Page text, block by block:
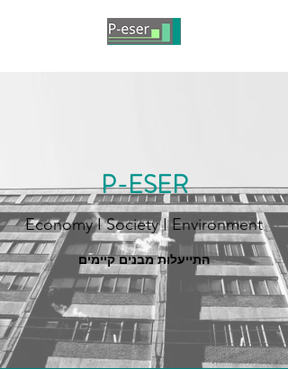
P-ESER
Economy I Society I Environment
התייעלות מבנים קיימים